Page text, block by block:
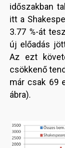
időszakban
itt a
3.77 %-át
új előadás
Az ezt
csökkenő
már csak 69
ábra).